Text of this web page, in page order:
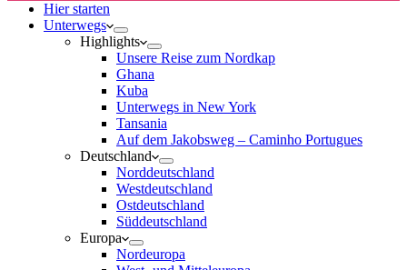
Hier starten
Unterwegs
Highlights
Unsere Reise zum Nordkap
Ghana
Kuba
Unterwegs in New York
Tansania
Auf dem Jakobsweg – Caminho Portugues
Deutschland
Norddeutschland
Westdeutschland
Ostdeutschland
Süddeutschland
Europa
Nordeuropa